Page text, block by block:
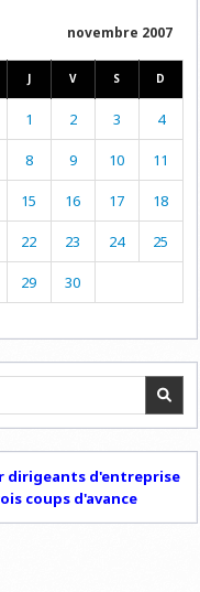
novembre 2007
J V S D
1 2 3 4
8 9 10 11
15 16 17 18
22 23 24 25
29
30
dirigeants d'entreprise
coups d'avance